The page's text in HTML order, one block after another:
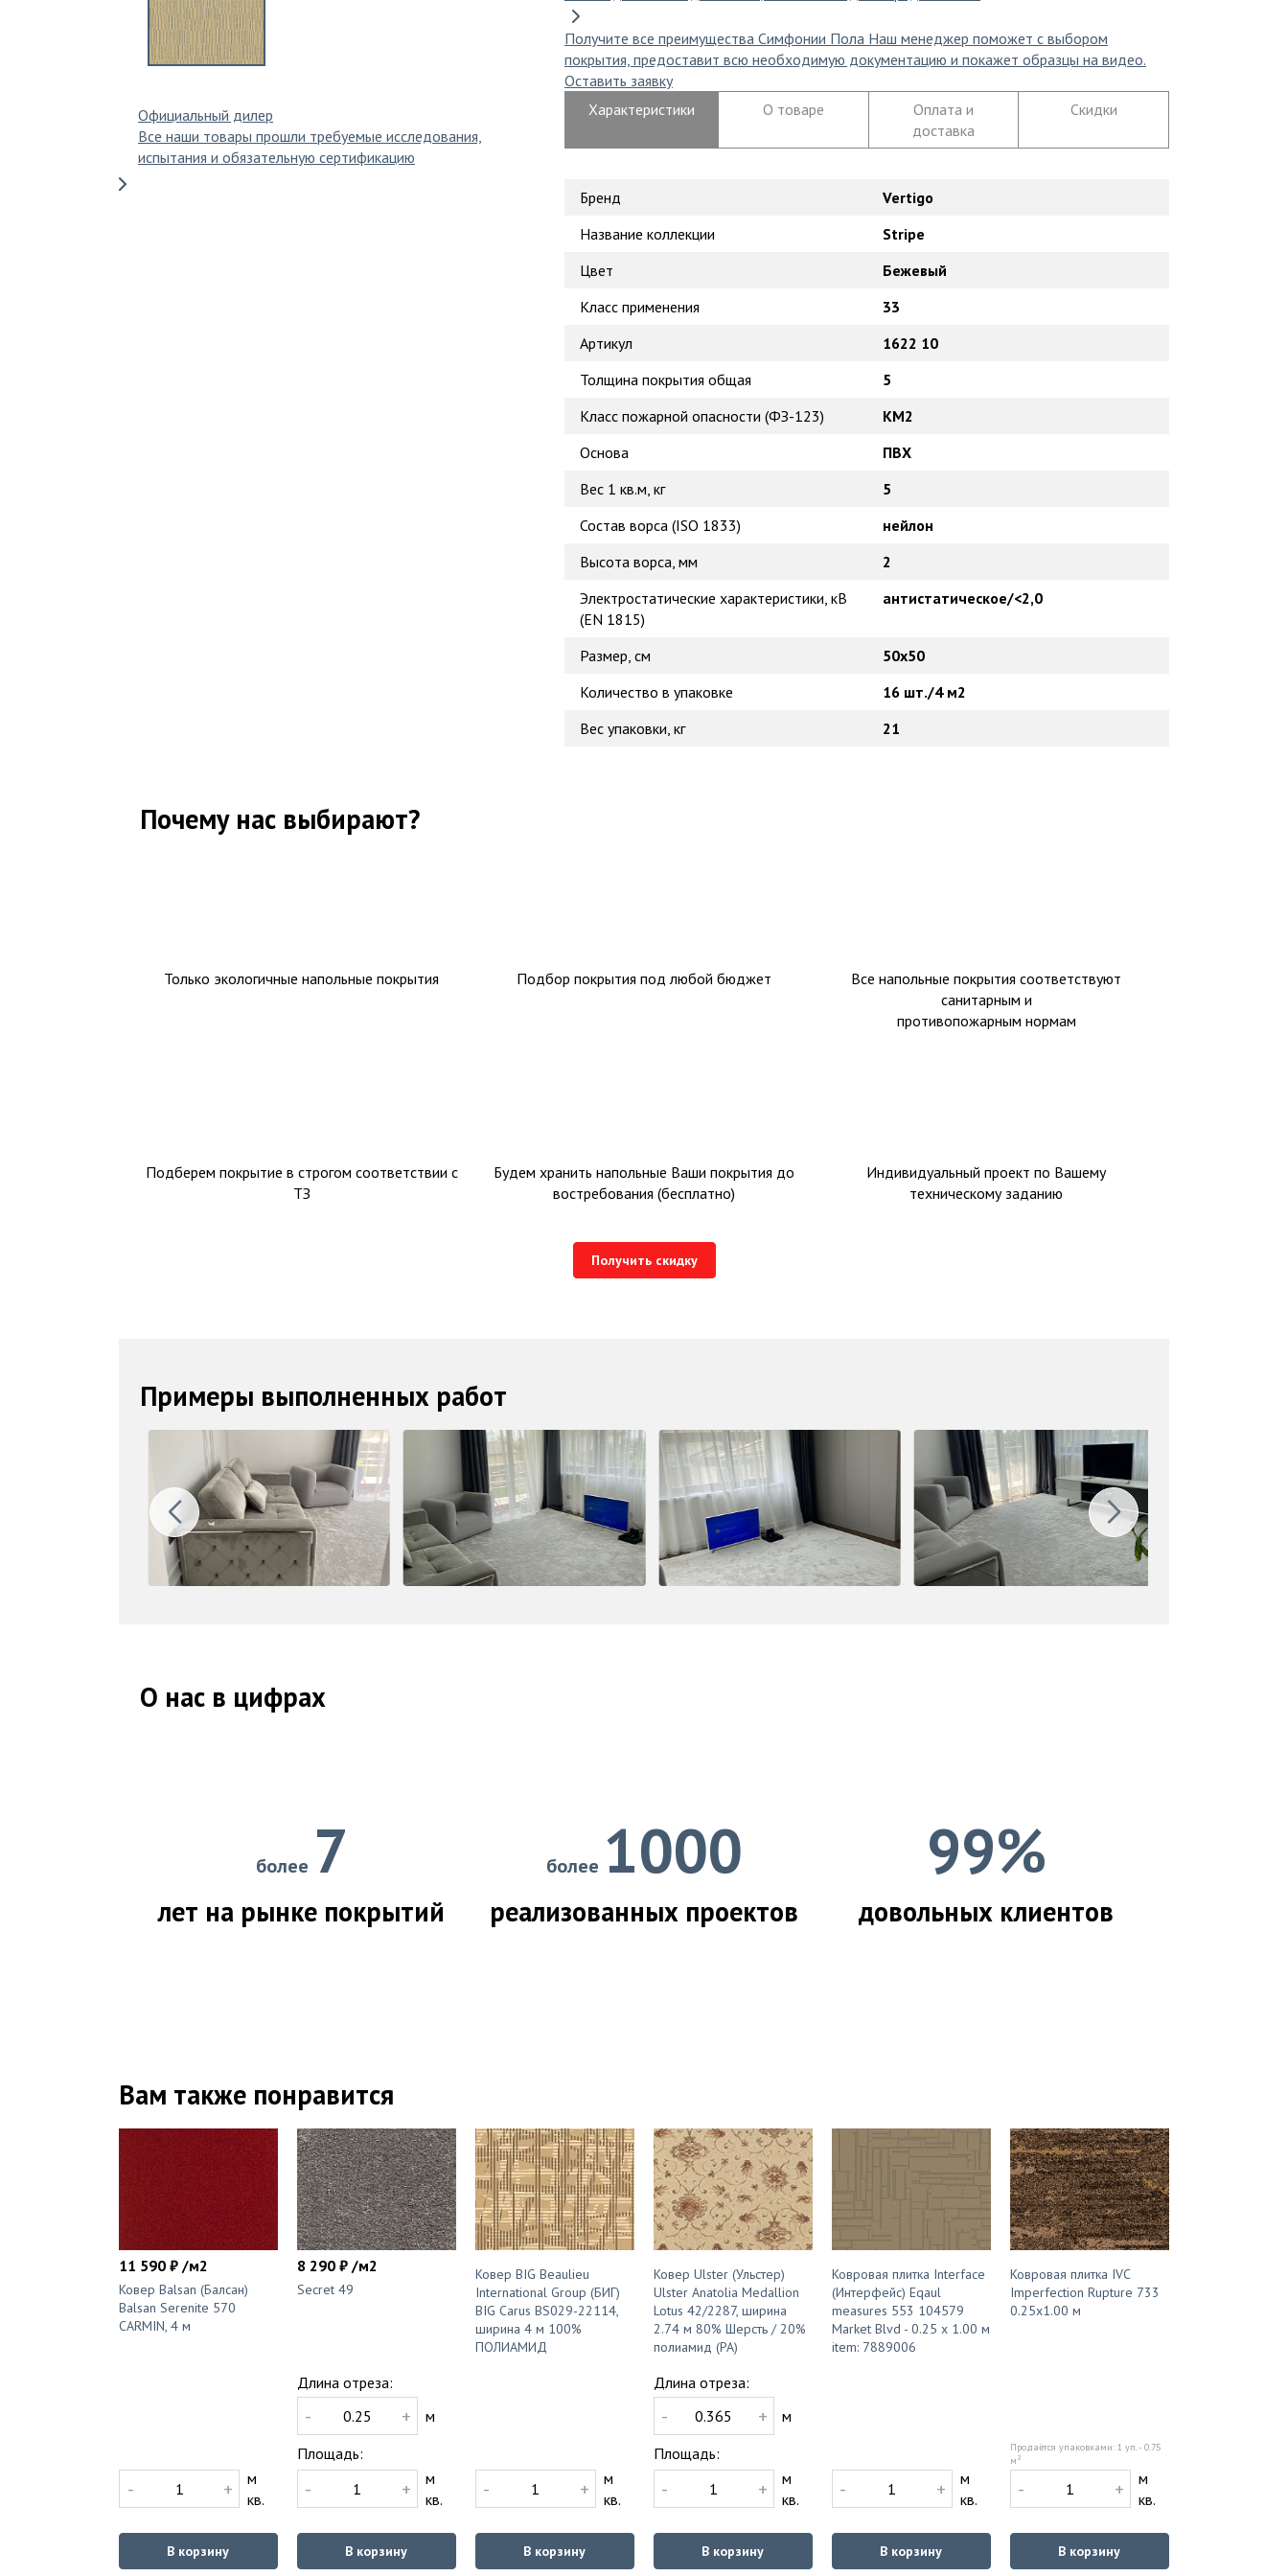
Официальный дилер
Все наши товары прошли требуемые исследования,
испытания и обязательную сертификацию
Получите все преимущества Симфонии Пола Наш менеджер поможет с выбором
покрытия, предоставит всю необходимую документацию и покажет образцы на видео.
Оставить заявку
Характеристики
О товаре
Оплата и
доставка
Скидки
Бренд
Vertigo
Название коллекции
Stripe
Цвет
Бежевый
Класс применения
33
Артикул
1622 10
Толщина покрытия общая
5
Класс пожарной опасности (ФЗ-123)
КМ2
Основа
ПВХ
Вес 1 кв.м, кг
5
Состав ворса (ISO 1833)
нейлон
Высота ворса, мм
2
Электростатические характеристики, кВ
(EN 1815)
антистатическое/<2,0
Размер, см
50х50
Количество в упаковке
16 шт./4 м2
Вес упаковки, кг
21
Почему нас выбирают?
Только экологичные напольные покрытия Подбор покрытия под любой бюджет
Все напольные покрытия соответствуют
санитарным и
противопожарным нормам
Подберем покрытие в строгом соответствии с
ТЗ
Будем хранить напольные Ваши покрытия до
востребования (бесплатно)
Индивидуальный проект по Вашему
техническому заданию
Получить скидку
Примеры выполненных работ
О нас в цифрах
более 7
лет на рынке покрытий
более 1000
реализованных проектов
99%
довольных клиентов
Вам также понравится
11 590 ₽ /м2
Ковер Balsan (Балсан)
Balsan Serenite 570
CARMIN, 4 м
- +
м
кв.
В корзину
8 290 ₽ /м2
Secret 49
Длина отреза:
- +
м
Площадь:
- +
м
кв.
В корзину
Ковер BIG Beaulieu
International Group (БИГ)
BIG Carus BS029-22114,
ширина 4 м 100%
ПОЛИАМИД
- +
м
кв.
В корзину
Ковер Ulster (Ульстер)
Ulster Anatolia Medallion
Lotus 42/2287, ширина
2.74 м 80% Шерсть / 20%
полиамид (PA)
Длина отреза:
- +
м
Площадь:
- +
м
кв.
В корзину
Ковровая плитка Interface
(Интерфейс) Eqaul
measures 553 104579
Market Blvd - 0.25 x 1.00 м
item: 7889006
- +
м
кв.
В корзину
Ковровая плитка IVC
Imperfection Rupture 733
0.25x1.00 м
Продаётся упаковками: 1 уп. - 0.75
м 2
- +
м
кв.
В корзину